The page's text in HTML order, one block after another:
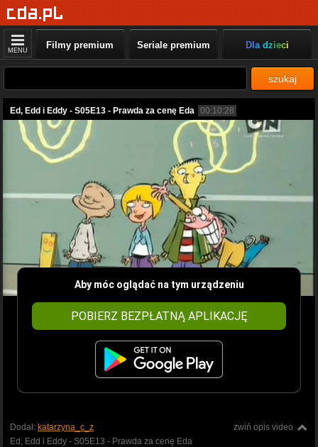
MENU Filmy premium Seriale premium Dla dzieci
szukaj
Ed, Edd i Eddy - S05E13 - Prawda za cenę Eda 00:10:28
Aby móc oglądać na tym urządzeniu
POBIERZ BEZPŁATNĄ APLIKACJĘ
zwiń opis video
Dodał: katarzyna_c_z
Ed, Edd i Eddy - S05E13 - Prawda za cenę Eda